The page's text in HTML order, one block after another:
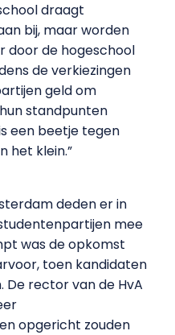
draagt
bij, maar worden
door de hogeschool
de verkiezingen
geld om
standpunten
een beetje tegen
het klein.”
deden er in
mee
was de opkomst
toen kandidaten
De rector van de HvA
opgericht zouden